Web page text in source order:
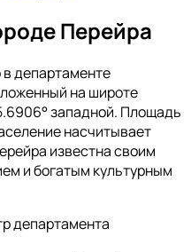
Перейра
департаменте
на широте
западной. Площадь
насчитывает
известна своим
и богатым культурным
департамента